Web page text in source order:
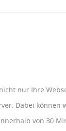
nur Ihre
Dabei können
von 30